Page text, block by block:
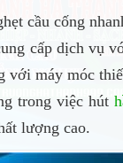
cầu cống
cấp dịch vụ
với máy móc
trong việc hút
lượng cao.